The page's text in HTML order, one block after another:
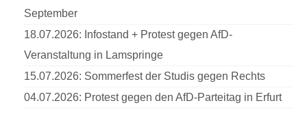
September
18.07.2026: Infostand + Protest gegen AfD-
Veranstaltung in Lamspringe
15.07.2026: Sommerfest der Studis gegen Rechts
04.07.2026: Protest gegen den AfD-Parteitag in Erfurt